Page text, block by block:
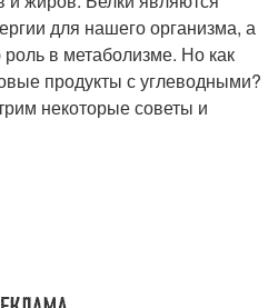
для нашего организма, а
в метаболизме. Но как
продукты с углеводными?
некоторые советы и